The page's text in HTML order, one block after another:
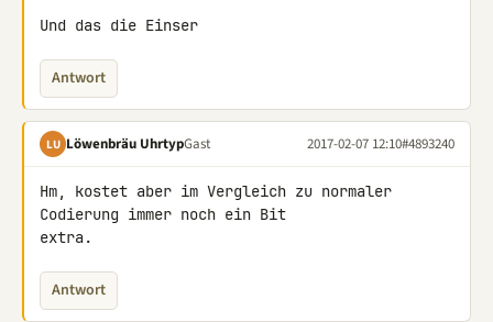
Und das die Einser
Antwort
LU Löwenbräu UhrtypGast 2017-02-07 12:10#4893240
Hm, kostet aber im Vergleich zu normaler
Codierung immer noch ein Bit
extra.
Antwort